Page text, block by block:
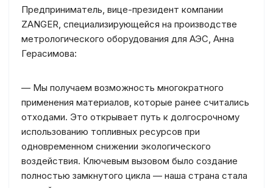
Предприниматель, вице-президент компании
ZANGER, специализирующейся на производстве
метрологического оборудования для АЭС, Анна
Герасимова:
— Мы получаем возможность многократного
применения материалов, которые ранее считались
отходами. Это открывает путь к долгосрочному
использованию топливных ресурсов при
одновременном снижении экологического
воздействия. Ключевым вызовом было создание
полностью замкнутого цикла — наша страна стала